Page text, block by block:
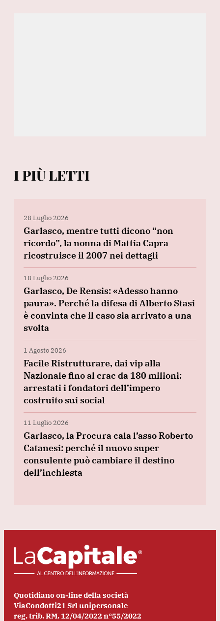
I PIÙ LETTI
28 Luglio 2026
Garlasco, mentre tutti dicono “non
ricordo”, la nonna di Mattia Capra
ricostruisce il 2007 nei dettagli
18 Luglio 2026
Garlasco, De Rensis: «Adesso hanno
paura». Perché la difesa di Alberto Stasi
è convinta che il caso sia arrivato a una
svolta
1 Agosto 2026
Facile Ristrutturare, dai vip alla
Nazionale fino al crac da 180 milioni:
arrestati i fondatori dell’impero
costruito sui social
11 Luglio 2026
Garlasco, la Procura cala l’asso Roberto
Catanesi: perché il nuovo super
consulente può cambiare il destino
dell’inchiesta
Quotidiano on-line della società
ViaCondotti21 Srl unipersonale
reg. trib. RM. 12/04/2022 n°55/2022